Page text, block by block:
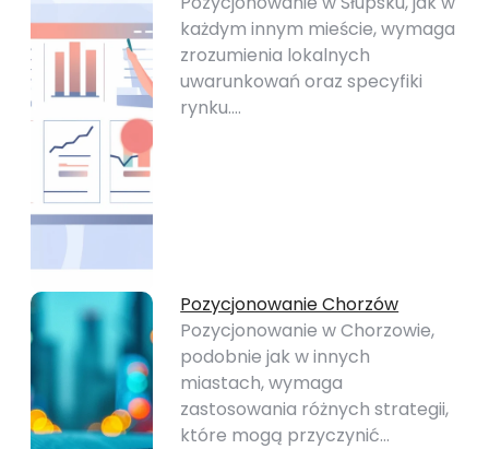
każdym innym mieście, wymaga
zrozumienia lokalnych
uwarunkowań oraz specyfiki
rynku.…
Pozycjonowanie Chorzów
Pozycjonowanie w Chorzowie,
podobnie jak w innych
miastach, wymaga
zastosowania różnych strategii,
które mogą przyczynić…